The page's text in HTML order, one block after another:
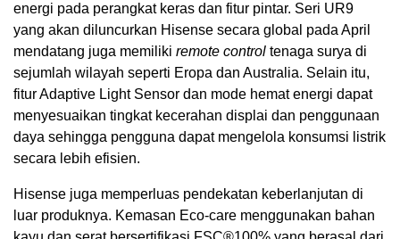
energi pada perangkat keras dan fitur pintar. Seri UR9
yang akan diluncurkan Hisense secara global pada April
mendatang juga memiliki remote control tenaga surya di
sejumlah wilayah seperti Eropa dan Australia. Selain itu,
fitur Adaptive Light Sensor dan mode hemat energi dapat
menyesuaikan tingkat kecerahan displai dan penggunaan
daya sehingga pengguna dapat mengelola konsumsi listrik
secara lebih efisien.
Hisense juga memperluas pendekatan keberlanjutan di
luar produknya. Kemasan Eco-care menggunakan bahan